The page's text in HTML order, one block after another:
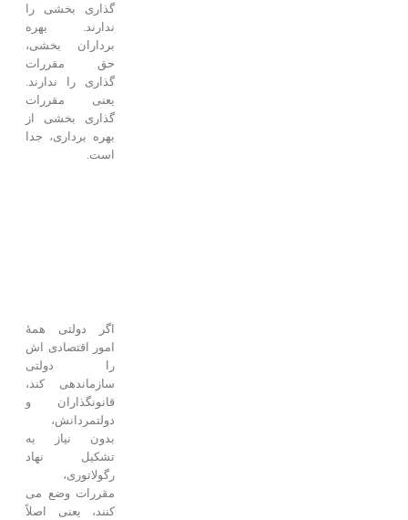
گذاری بخشی را
ندارند. بهره
برداران بخشی،
حق مقررات
گذاری را ندارند.
یعنی مقررات
گذاری بخشی از
بهره برداری، جدا
است.
اگر دولتی همۀ
امور اقتصادی اش
را دولتی
سازماندهی کند،
قانونگذاران و
دولتمردانش،
بدون نیاز به
تشکیل نهاد
رگولاتوری،
مقررات وضع می
کنند، یعنی اصلاً